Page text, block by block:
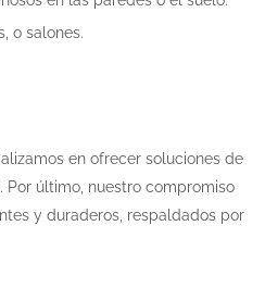
o salones.
en ofrecer soluciones de
último, nuestro compromiso
y duraderos, respaldados por